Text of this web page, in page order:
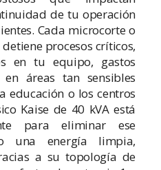
de tu operación
Cada microcorte o
procesos críticos,
en tu equipo, gastos
áreas tan sensibles
educación o los centros
Kaise de 40 kVA está
para eliminar ese
una energía limpia,
a su topología de